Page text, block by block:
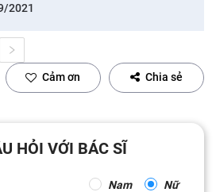
2021
Cảm ơn Chia sẻ
HỎI VỚI BÁC SĨ
Nam Nữ